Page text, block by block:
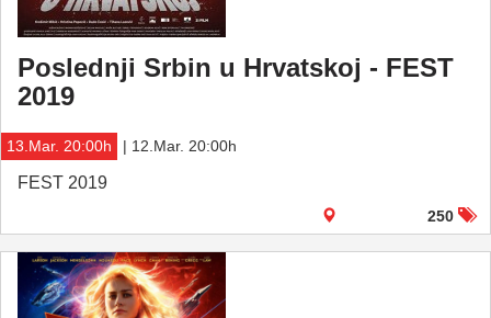
Poslednji Srbin u Hrvatskoj - FEST
2019
13.Mar. 20:00h | 12.Mar. 20:00h
FEST 2019
250